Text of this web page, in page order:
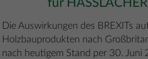
für
Die Auswirkungen des BREXITs
Holzbauprodukten nach
nach heutigem Stand per 30. Juni